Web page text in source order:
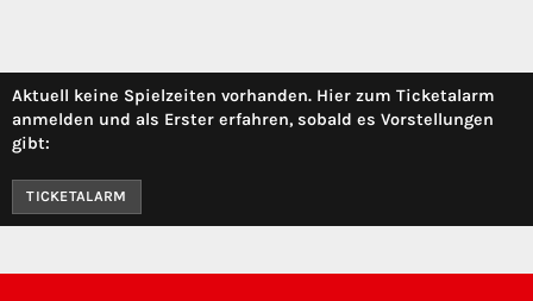
Aktuell keine Spielzeiten vorhanden. Hier zum Ticketalarm
anmelden und als Erster erfahren, sobald es Vorstellungen
gibt:
TICKETALARM